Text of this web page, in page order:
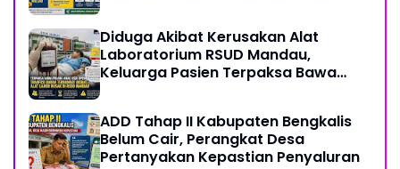
Diduga Akibat Kerusakan Alat
Laboratorium RSUD Mandau,
Keluarga Pasien Terpaksa Bawa
Transfusi Darah
ADD Tahap II Kabupaten Bengkalis
Belum Cair, Perangkat Desa
Pertanyakan Kepastian Penyaluran